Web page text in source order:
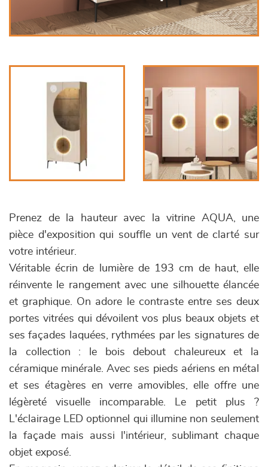
Prenez de la hauteur avec la vitrine AQUA, une
pièce d'exposition qui souffle un vent de clarté sur
votre intérieur.
Véritable écrin de lumière de 193 cm de haut, elle
réinvente le rangement avec une silhouette élancée
et graphique. On adore le contraste entre ses deux
portes vitrées qui dévoilent vos plus beaux objets et
ses façades laquées, rythmées par les signatures de
la collection : le bois debout chaleureux et la
céramique minérale. Avec ses pieds aériens en métal
et ses étagères en verre amovibles, elle offre une
légèreté visuelle incomparable. Le petit plus ?
L'éclairage LED optionnel qui illumine non seulement
la façade mais aussi l'intérieur, sublimant chaque
objet exposé.